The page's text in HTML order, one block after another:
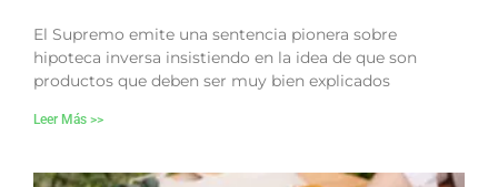
El Supremo emite una sentencia pionera sobre
hipoteca inversa insistiendo en la idea de que son
productos que deben ser muy bien explicados
Leer Más >>